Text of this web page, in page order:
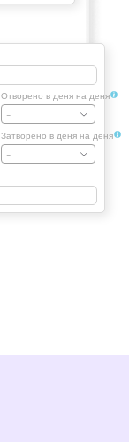
Отворено в деня на деня
-
Затворено в деня на деня
-